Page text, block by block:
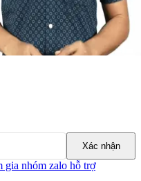
Xác nhận
gia nhóm zalo hỗ trợ